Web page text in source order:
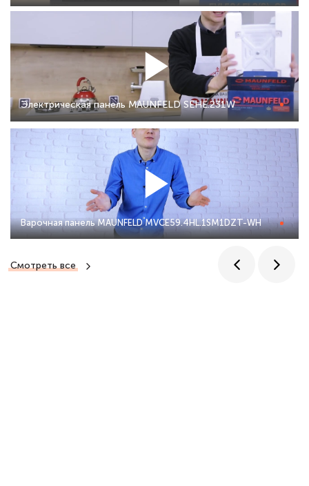
Смотреть все
Электрическая панель MAUNFELD SEHE.231W
Варочная панель MAUNFELD MVCE59.4HL.1SM1DZT-WH